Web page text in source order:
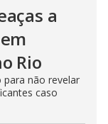
a
Rio
para não revelar
caso